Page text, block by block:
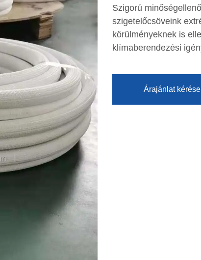
Szigorú
szigetelőcsöveink
körülményeknek is
klímaberendezési
Árajánlat kérése